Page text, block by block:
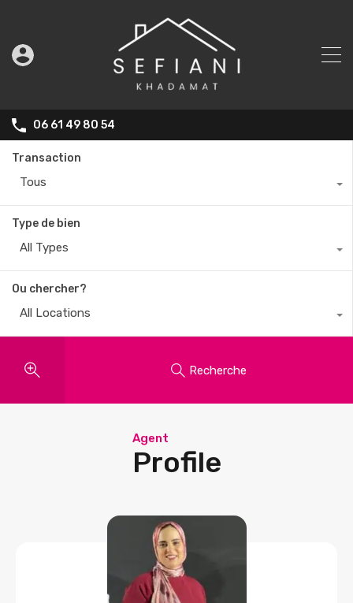
06 61 49 80 54
Transaction
Tous
Type de bien
All Types
Ou chercher?
All Locations
Recherche
Agent
Profile